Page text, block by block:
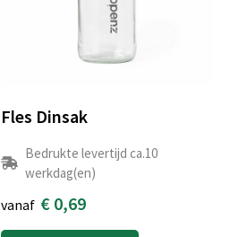
Fles Dinsak
Bedrukte levertijd ca.10
werkdag(en)
vanaf € 0,69